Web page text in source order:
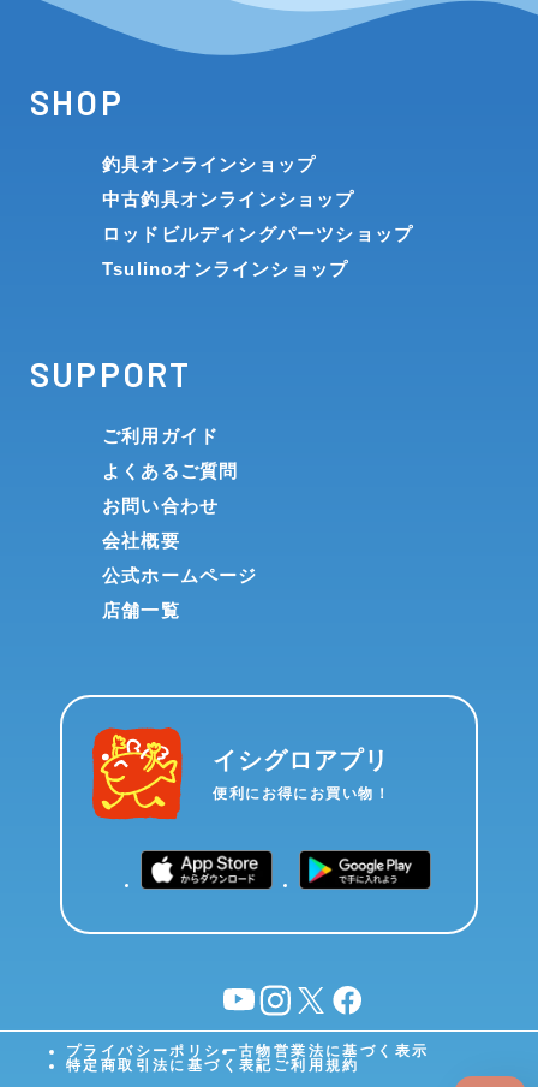
SHOP
釣具オンラインショップ
中古釣具オンラインショップ
ロッドビルディングパーツショップ
Tsulinoオンラインショップ
SUPPORT
ご利用ガイド
よくあるご質問
お問い合わせ
会社概要
公式ホームページ
店舗一覧
イシグロアプリ
便利にお得にお買い物！
YouTubeinstagram
X facebook
プライバシーポリシー古物営業法に基づく表示
特定商取引法に基づく表記 ご利用規約